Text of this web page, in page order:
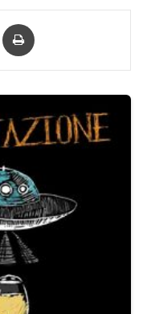
Condividi via mail